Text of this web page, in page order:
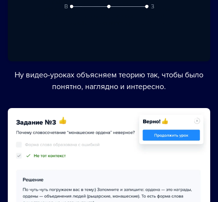
Ну видео-уроках объясняем теорию так, чтобы было
понятно, наглядно и интересно.